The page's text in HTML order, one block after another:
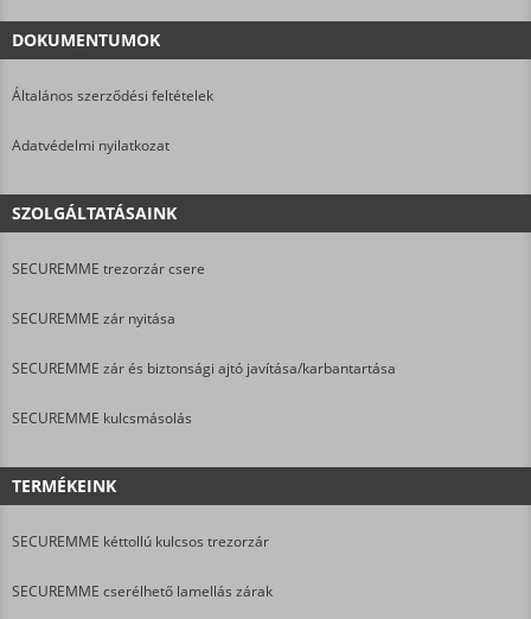
DOKUMENTUMOK
Általános szerződési feltételek
Adatvédelmi nyilatkozat
SZOLGÁLTATÁSAINK
SECUREMME trezorzár csere
SECUREMME zár nyitása
SECUREMME zár és biztonsági ajtó javítása/karbantartása
SECUREMME kulcsmásolás
TERMÉKEINK
SECUREMME kéttollú kulcsos trezorzár
SECUREMME cserélhető lamellás zárak